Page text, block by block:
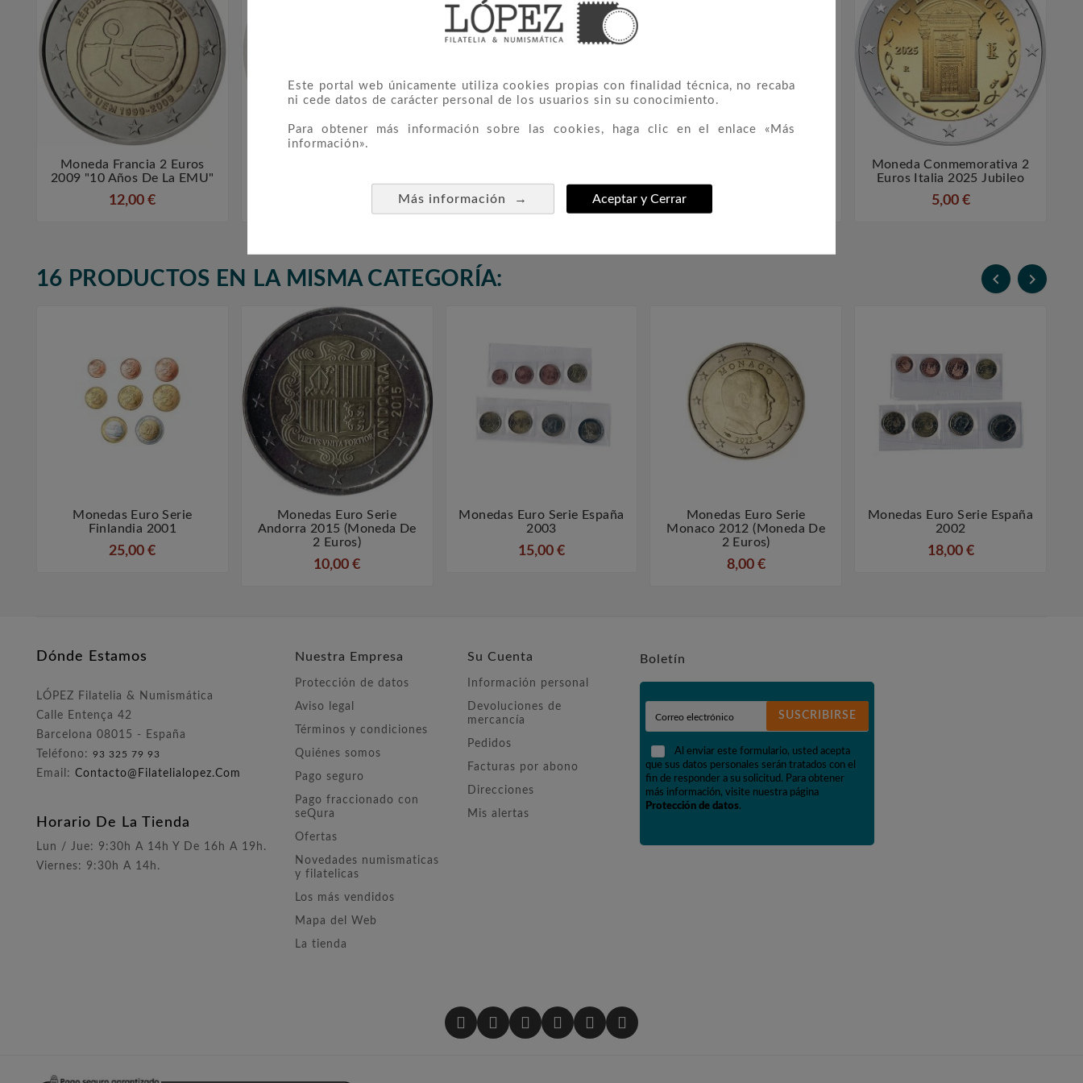
Este portal web únicamente utiliza cookies propias con finalidad técnica, no recaba
ni cede datos de carácter personal de los usuarios sin su conocimiento.
Para obtener más información sobre las cookies, haga clic en el enlace «Más
información».
Más información → Aceptar y Cerrar
 
Moneda Francia 2 Euros
2009 "10 Años De La EMU"
12,00 € 12,00 €
 
Moneda Conmemorativa 2
Euros Italia 2025 Jubileo
5,00 €
16 PRODUCTOS EN LA MISMA CATEGORÍA:  
 
Monedas Euro Serie
Finlandia 2001
25,00 €
 
Monedas Euro Serie
Andorra 2015 (moneda De
2 Euros)
10,00 €
 
Monedas Euro Serie España
2003
15,00 €
 
Monedas Euro Serie
Monaco 2012 (moneda De
2 Euros)
8,00 €
 
Monedas Euro Serie España
2002
18,00 €
Dónde Estamos
LÓPEZ Filatelia & Numismática
Calle Entença 42
Barcelona 08015 - España
Teléfono: 93 325 79 93
Email: Contacto@filatelialopez.com
Horario De La Tienda
Lun / Jue: 9:30h A 14h Y De 16h A 19h.
Viernes: 9:30h A 14h.
Nuestra Empresa
Protección de datos
Aviso legal
Términos y condiciones
Quiénes somos
Pago seguro
Pago fraccionado con
seQura
Ofertas
Novedades numismaticas
y filatelicas
Los más vendidos
Mapa del Web
La tienda
Su Cuenta
Información personal
Devoluciones de
mercancía
Pedidos
Facturas por abono
Direcciones
Mis alertas
Boletín
SUSCRIBIRSE
Al enviar este formulario, usted acepta
que sus datos personales serán tratados con el
fin de responder a su solicitud. Para obtener
más información, visite nuestra página
Protección de datos.